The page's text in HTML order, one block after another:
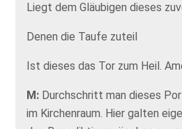
Liegt dem Gläubigen dieses
Denen die Taufe zuteil
Ist dieses das Tor zum Heil.
M: Durchschritt man dieses
im Kirchenraum. Hier galten